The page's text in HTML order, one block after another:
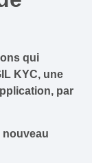
qui
KYC, une
par
nouveau